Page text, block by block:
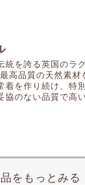
を誇る英国のラ
高品質の天然素
着を作り続け、特
協のない品質で高
をもっとみる